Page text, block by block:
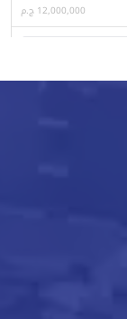
12,000,000 ج.م